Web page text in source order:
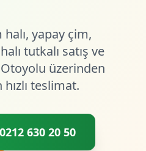
yapay çim,
tutkalı satış ve
üzerinden
teslimat.
630 20 50